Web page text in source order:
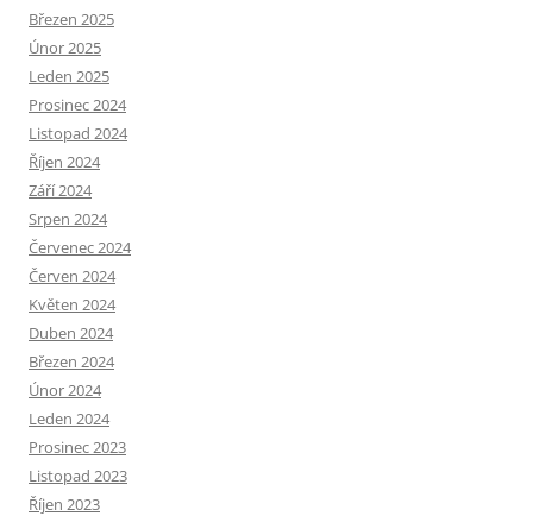
Březen 2025
Únor 2025
Leden 2025
Prosinec 2024
Listopad 2024
Říjen 2024
Září 2024
Srpen 2024
Červenec 2024
Červen 2024
Květen 2024
Duben 2024
Březen 2024
Únor 2024
Leden 2024
Prosinec 2023
Listopad 2023
Říjen 2023